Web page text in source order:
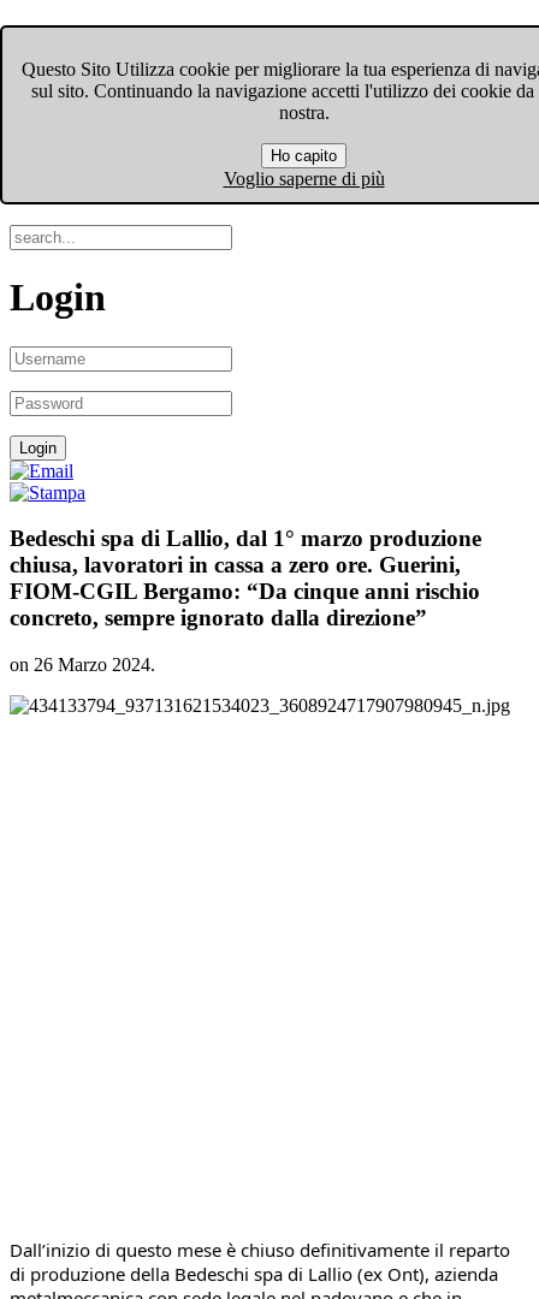
Questo Sito Utilizza cookie per migliorare la tua esperienza di
sul sito. Continuando la navigazione accetti l'utilizzo dei cookie da
nostra.
Ho capito
Voglio saperne di più
Login
Bedeschi spa di Lallio, dal 1° marzo produzione
chiusa, lavoratori in cassa a zero ore. Guerini,
FIOM-CGIL Bergamo: “Da cinque anni rischio
concreto, sempre ignorato dalla direzione”
on 26 Marzo 2024.
Dall’inizio di questo mese è chiuso definitivamente il reparto
di produzione della Bedeschi spa di Lallio (ex Ont), azienda